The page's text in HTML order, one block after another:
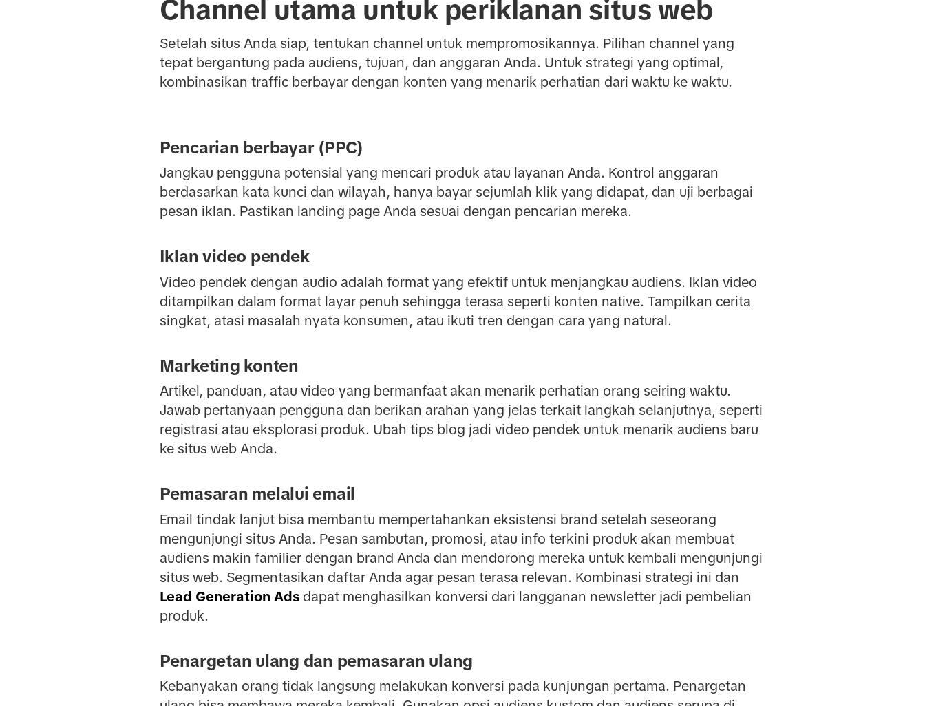
Channel utama untuk periklanan situs web
Setelah situs Anda siap, tentukan channel untuk mempromosikannya. Pilihan channel yang
tepat bergantung pada audiens, tujuan, dan anggaran Anda. Untuk strategi yang optimal,
kombinasikan traffic berbayar dengan konten yang menarik perhatian dari waktu ke waktu.
Pencarian berbayar (PPC)
Jangkau pengguna potensial yang mencari produk atau layanan Anda. Kontrol anggaran
berdasarkan kata kunci dan wilayah, hanya bayar sejumlah klik yang didapat, dan uji berbagai
pesan iklan. Pastikan landing page Anda sesuai dengan pencarian mereka.
Iklan video pendek
Video pendek dengan audio adalah format yang efektif untuk menjangkau audiens. Iklan video
ditampilkan dalam format layar penuh sehingga terasa seperti konten native. Tampilkan cerita
singkat, atasi masalah nyata konsumen, atau ikuti tren dengan cara yang natural.
Marketing konten
Artikel, panduan, atau video yang bermanfaat akan menarik perhatian orang seiring waktu.
Jawab pertanyaan pengguna dan berikan arahan yang jelas terkait langkah selanjutnya, seperti
registrasi atau eksplorasi produk. Ubah tips blog jadi video pendek untuk menarik audiens baru
ke situs web Anda.
Pemasaran melalui email
Email tindak lanjut bisa membantu mempertahankan eksistensi brand setelah seseorang
mengunjungi situs Anda. Pesan sambutan, promosi, atau info terkini produk akan membuat
audiens makin familier dengan brand Anda dan mendorong mereka untuk kembali mengunjungi
situs web. Segmentasikan daftar Anda agar pesan terasa relevan. Kombinasi strategi ini dan
Lead Generation Adsdapat menghasilkan konversi dari langganan newsletter jadi pembelian
produk.
Penargetan ulang dan pemasaran ulang
Kebanyakan orang tidak langsung melakukan konversi pada kunjungan pertama. Penargetan